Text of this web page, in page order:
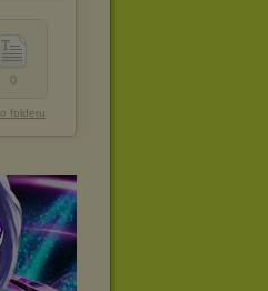
0
folderu